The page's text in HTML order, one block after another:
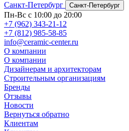
Санкт-Петербург
Санкт-Петербург
Пн-Вс с 10:00 до 20:00
+7 (962) 343-21-12
+7 (812) 985-58-85
info@ceramic-center.ru
О компании
О компании
Дизайнерам и архитекторам
Строительным организациям
Бренды
Отзывы
Новости
Вернуться обратно
Клиентам